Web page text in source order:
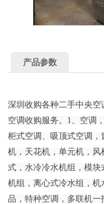
产品参数
深圳收购各种二手中央
空调收购服务。1、空调
柜式空调、吸顶式空调
机，天花机，单元机，
式，水冷冷水机组，模
机组，离心式冷水组，
品，特种空调，多联机